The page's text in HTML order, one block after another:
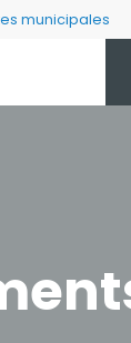
municipales